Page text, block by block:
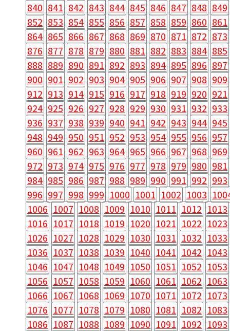
840 841 842 843 844 845 846 847 848 849
852 853 854 855 856 857 858 859 860 861
864 865 866 867 868 869 870 871 872 873
876 877 878 879 880 881 882 883 884 885
888 889 890 891 892 893 894 895 896 897
900 901 902 903 904 905 906 907 908 909
912 913 914 915 916 917 918 919 920 921
924 925 926 927 928 929 930 931 932 933
936 937 938 939 940 941 942 943 944 945
948 949 950 951 952 953 954 955 956 957
960 961 962 963 964 965 966 967 968 969
972 973 974 975 976 977 978 979 980 981
984 985 986 987 988 989 990 991 992 993
996 997 998 999 1000 1001 1002 1003
1006 1007 1008 1009 1010 1011 1012 1013
1016 1017 1018 1019 1020 1021 1022 1023
1026 1027 1028 1029 1030 1031 1032 1033
1036 1037 1038 1039 1040 1041 1042 1043
1046 1047 1048 1049 1050 1051 1052 1053
1056 1057 1058 1059 1060 1061 1062 1063
1066 1067 1068 1069 1070 1071 1072 1073
1076 1077 1078 1079 1080 1081 1082 1083
1086 1087 1088 1089 1090 1091 1092 1093